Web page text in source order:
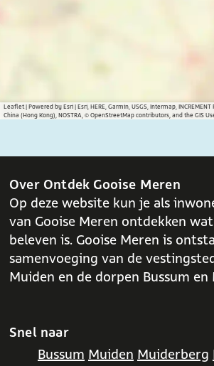
Leaflet|Powered by Esri | Esri, HERE, Garmin, USGS, Intermap, INCREMENT
China (Hong Kong), NOSTRA, © OpenStreetMap contributors, and the GIS
Over Ontdek Gooise Meren
Op deze website kun je als
van Gooise Meren ontdekken
beleven is. Gooise Meren is
samenvoeging van de
Muiden en de dorpen Bussum
Snel naar
Bussum Muiden Muiderberg